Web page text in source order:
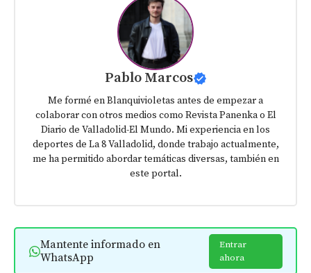
Pablo Marcos
Me formé en Blanquivioletas antes de empezar a
colaborar con otros medios como Revista Panenka o El
Diario de Valladolid-El Mundo. Mi experiencia en los
deportes de La 8 Valladolid, donde trabajo actualmente,
me ha permitido abordar temáticas diversas, también en
este portal.
Mantente informado en
WhatsApp
Entrar
ahora